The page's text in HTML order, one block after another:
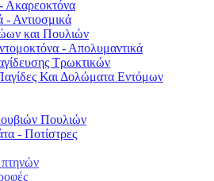
Ακαρεοκτόνα
- Αντιοσμικά
και Πουλιών
- Απολυμαντικά
Τρωκτικών
Και Δολώματα Εντόμων
Πουλιών
- Ποτίστρες